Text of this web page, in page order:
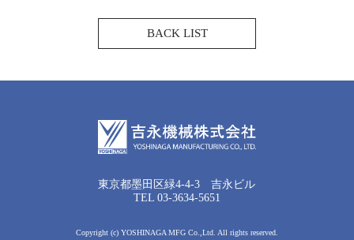
BACK LIST
東京都墨田区緑4-4-3 吉永ビル
TEL 03-3634-5651
Copyright (c) YOSHINAGA MFG Co.,Ltd. All rights reserved.